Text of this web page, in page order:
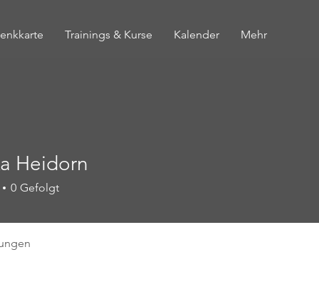
Trainings & Kurse Kalender Mehr
Heidorn
0 Gefolgt